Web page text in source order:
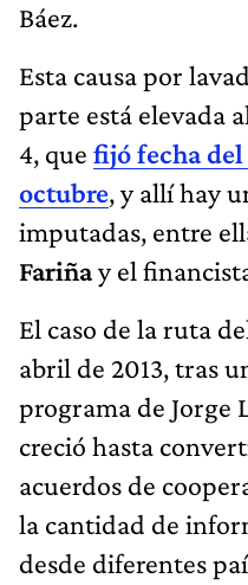
Báez.
Esta causa por
parte está elevada
4, que fijó fecha
octubre, y allí hay
imputadas, entre
Fariñay el
El caso de la ruta
abril de 2013, tras
programa de Jorge
creció hasta
acuerdos de
la cantidad de
desde diferentes